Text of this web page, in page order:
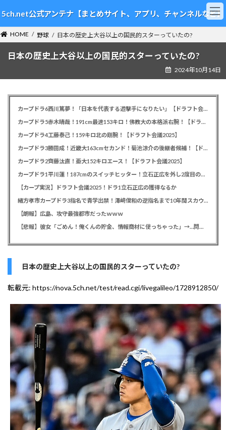
ン
テ
ン
ツ
ビ
ゲ
ー
シ
5ch.net公式アンテナ【まとめサイト、アプリ、チャンネルなど】
HOME 野球 日本の歴史上大谷以上の国民的スターっていたの?
日本の歴史上大谷以上の国民的スターっていたの?
2024年10月14日
カープドラ6西川篤夢！「日本を代表する遊撃手になりたい」【ドラフト会議2025】
カープドラ5赤木晴哉！191cm最速153キロ！佛教大の本格派右腕！【ドラフト会議2025】
カープドラ4工藤泰己！159キロ北の剛腕！【ドラフト会議2025】
カープドラ3勝田成！近畿大163cmセカンド！菊池涼介の後継者候補！【ドラフト会議2025】
カープドラ2齊藤汰直！亜大152キロエース！【ドラフト会議2025】
カープドラ1平川蓮！187cmのスイッチヒッター！立石正広を外し2度目の重複も新井監督がクジを引き当てる！【ドラフト会議2025】
【カープ実況】ドラフト会議2025！ドラ1立石正広の獲得なるか
緒方孝市カープドラ3指名で青学出禁！澤﨑俊和の逆指名まで10年間スカウト出禁
【朗報】広島、攻守最強都市だったｗｗｗ
【悲報】彼女「ごめん！俺くんの貯金、情報商材に使っちゃった」→…問い詰めたらギャン泣きされたんだが俺が悪いのか？
日本の歴史上大谷以上の国民的スターっていたの?
転載元: https://nova.5ch.net/test/read.cgi/livegalileo/1728912850/